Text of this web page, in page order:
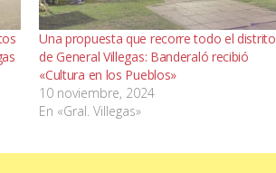
Una propuesta que recorre todo el distrito
de General Villegas: Banderaló recibió
«Cultura en los Pueblos»
10 noviembre, 2024
En «Gral. Villegas»